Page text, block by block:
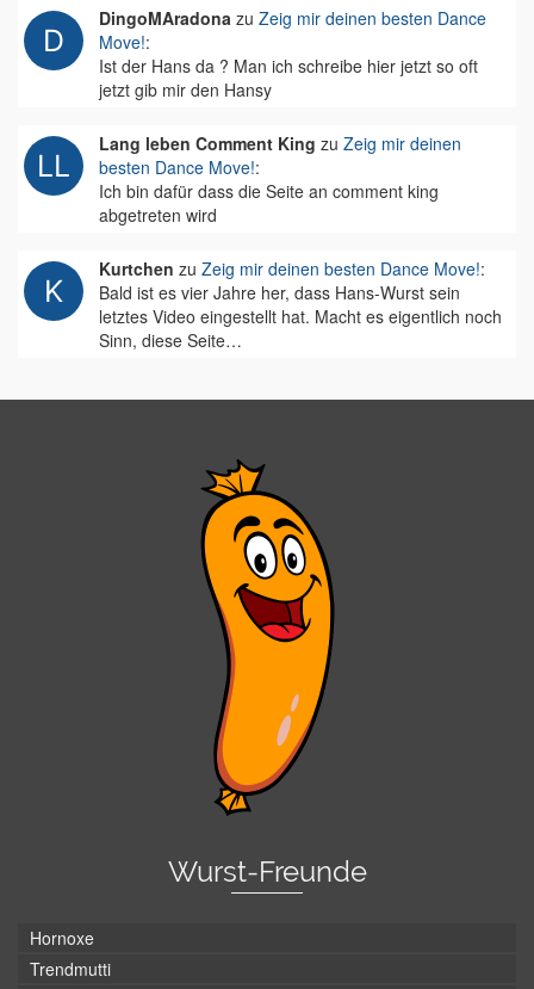
DingoMAradona zu Zeig mir deinen besten Dance
Move!:
Ist der Hans da ? Man ich schreibe hier jetzt so oft
jetzt gib mir den Hansy
Lang leben Comment King zu Zeig mir deinen
besten Dance Move!:
Ich bin dafür dass die Seite an comment king
abgetreten wird
Kurtchen zu Zeig mir deinen besten Dance Move!:
Bald ist es vier Jahre her, dass Hans-Wurst sein
letztes Video eingestellt hat. Macht es eigentlich noch
Sinn, diese Seite…
Wurst-Freunde
Hornoxe
Trendmutti